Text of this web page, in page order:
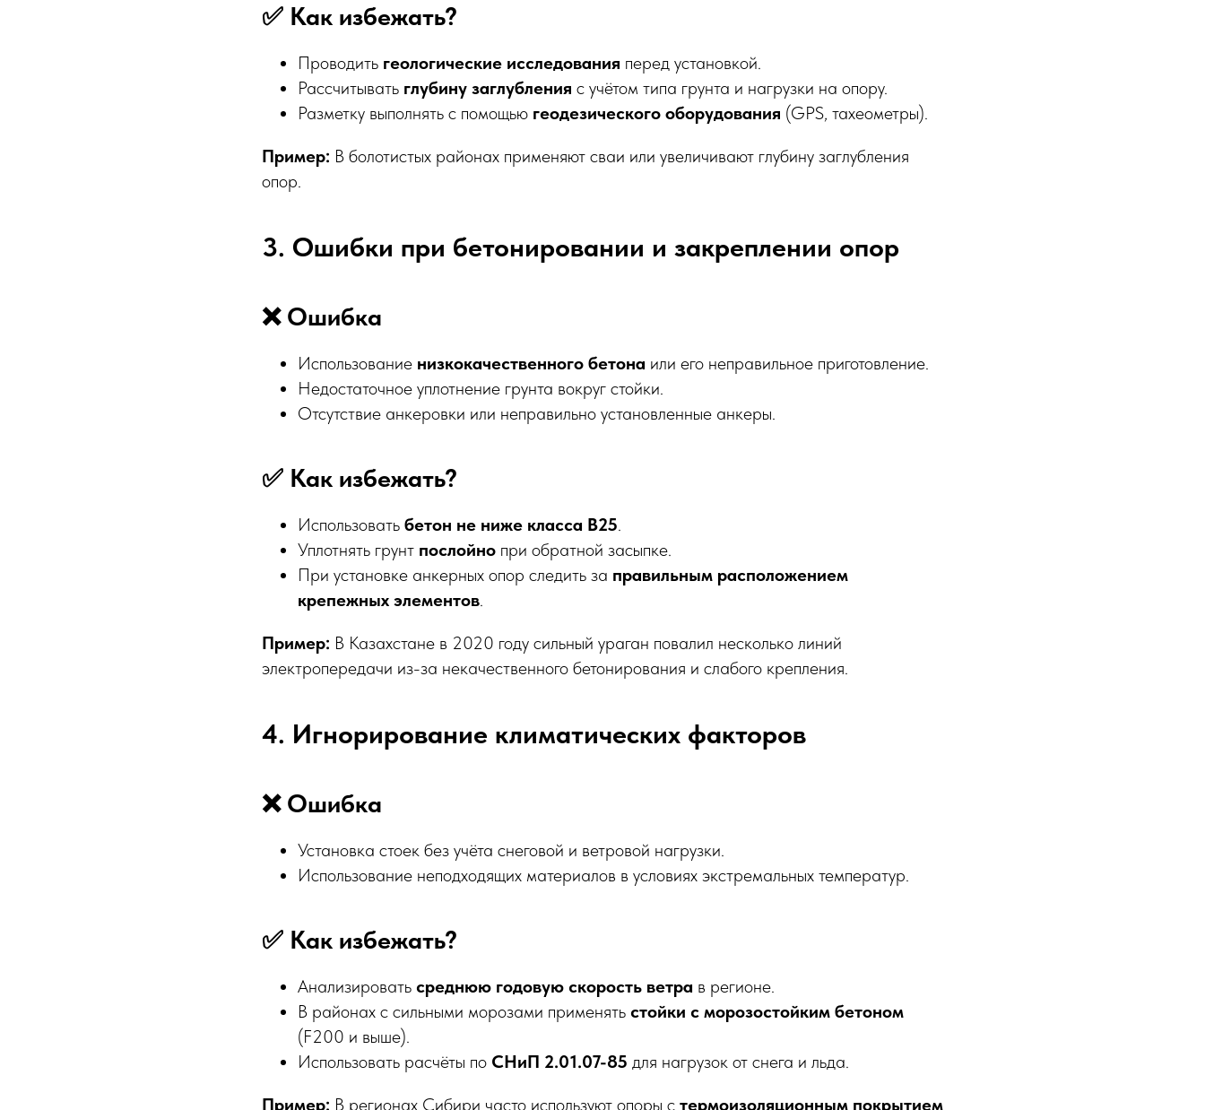
✅ Как избежать?
Проводить геологические исследования перед установкой.
Рассчитывать глубину заглубления с учётом типа грунта и нагрузки на опору.
Разметку выполнять с помощью геодезического оборудования (GPS, тахеометры).
Пример: В болотистых районах применяют сваи или увеличивают глубину заглубления
опор.
3. Ошибки при бетонировании и закреплении опор
❌ Ошибка
Использование низкокачественного бетона или его неправильное приготовление.
Недостаточное уплотнение грунта вокруг стойки.
Отсутствие анкеровки или неправильно установленные анкеры.
✅ Как избежать?
Использовать бетон не ниже класса B25.
Уплотнять грунт послойно при обратной засыпке.
При установке анкерных опор следить за правильным расположением
крепежных элементов.
Пример: В Казахстане в 2020 году сильный ураган повалил несколько линий
электропередачи из-за некачественного бетонирования и слабого крепления.
4. Игнорирование климатических факторов
❌ Ошибка
Установка стоек без учёта снеговой и ветровой нагрузки.
Использование неподходящих материалов в условиях экстремальных температур.
✅ Как избежать?
Анализировать среднюю годовую скорость ветра в регионе.
В районах с сильными морозами применять стойки с морозостойким бетоном
(F200 и выше).
Использовать расчёты по СНиП 2.01.07-85 для нагрузок от снега и льда.
Пример: В регионах Сибири часто используют опоры с термоизоляционным покрытием